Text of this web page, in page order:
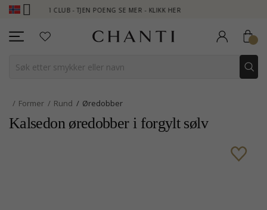
CHANTI CLUB - TJEN POENG SE MER - KLIKK HER
Former Rund Øredobber
Kalsedon øredobber i forgylt sølv